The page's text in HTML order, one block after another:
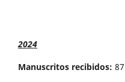
2024
Manuscritos recibidos: 87